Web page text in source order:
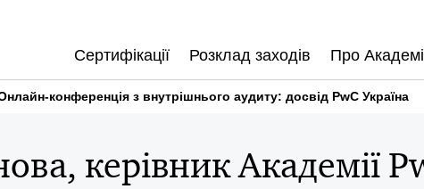
Сертифікації Розклад заходів Про
конференція з внутрішнього аудиту: досвід PwC Україна
керівник Академії